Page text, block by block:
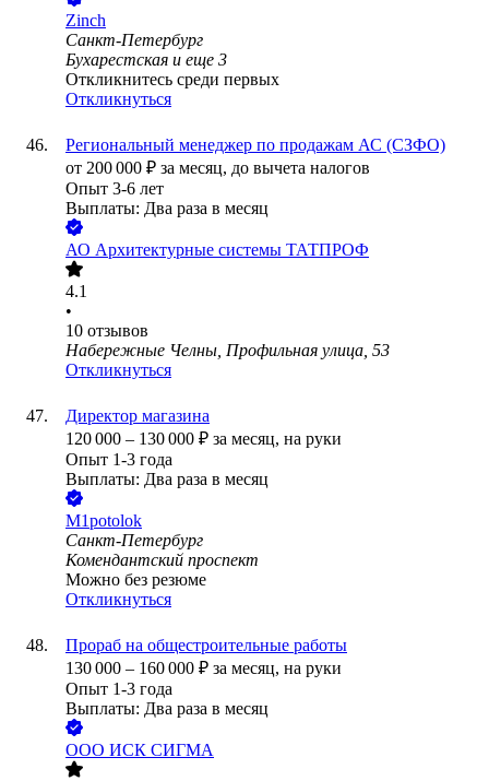
Zinch
Санкт-Петербург
Бухарестская и еще 3
Откликнитесь среди первых
Откликнуться
Региональный менеджер по продажам АС (СЗФО)
от 200 000 ₽ за месяц, до вычета налогов
Опыт 3-6 лет
Выплаты: Два раза в месяц
АО Архитектурные системы ТАТПРОФ
4.1
•
10 отзывов
Набережные Челны, Профильная улица, 53
Откликнуться
Директор магазина
120 000 – 130 000 ₽ за месяц, на руки
Опыт 1-3 года
Выплаты: Два раза в месяц
M1potolok
Санкт-Петербург
Комендантский проспект
Можно без резюме
Откликнуться
Прораб на общестроительные работы
130 000 – 160 000 ₽ за месяц, на руки
Опыт 1-3 года
Выплаты: Два раза в месяц
ООО ИСК СИГМА